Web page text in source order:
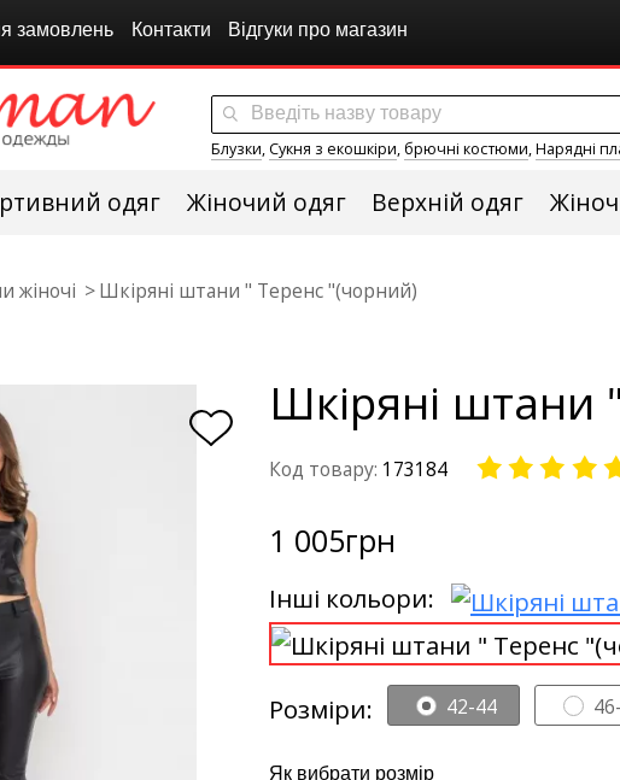
замовлень Контакти Відгуки про магазин
Блузки, Сукня з екошкіри, брючні костюми,Нарядні
одяг Жіночий одяг Верхній одяг
жіночі Шкіряні штани " Теренс "(чорний)
Шкіряні штани
Код товару: 173184
1 005грн
Інші кольори:
Розміри: 42-44
Як вибрати розмір